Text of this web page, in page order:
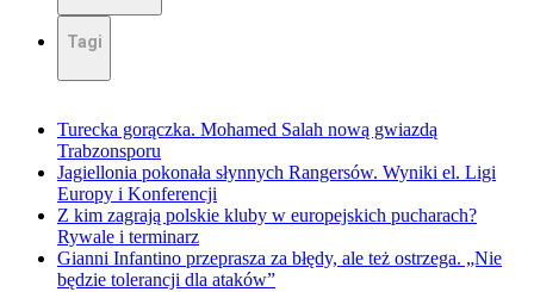
Tagi
Turecka gorączka. Mohamed Salah nową gwiazdą
Trabzonsporu
Jagiellonia pokonała słynnych Rangersów. Wyniki el. Ligi
Europy i Konferencji
Z kim zagrają polskie kluby w europejskich pucharach?
Rywale i terminarz
Gianni Infantino przeprasza za błędy, ale też ostrzega. „Nie
będzie tolerancji dla ataków”